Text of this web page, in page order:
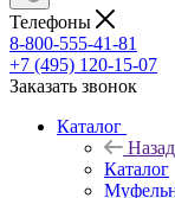
Телефоны
8-800-555-41-81
+7 (495) 120-15-07
Заказать звонок
Каталог
Назад
Каталог